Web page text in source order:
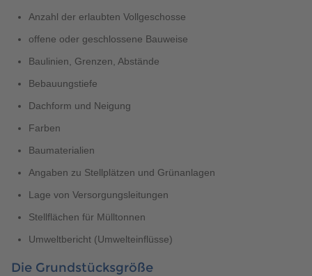
Anzahl der erlaubten Vollgeschosse
offene oder geschlossene Bauweise
Baulinien, Grenzen, Abstände
Bebauungstiefe
Dachform und Neigung
Farben
Baumaterialien
Angaben zu Stellplätzen und Grünanlagen
Lage von Versorgungsleitungen
Stellflächen für Mülltonnen
Umweltbericht (Umwelteinflüsse)
Die Grundstücksgröße